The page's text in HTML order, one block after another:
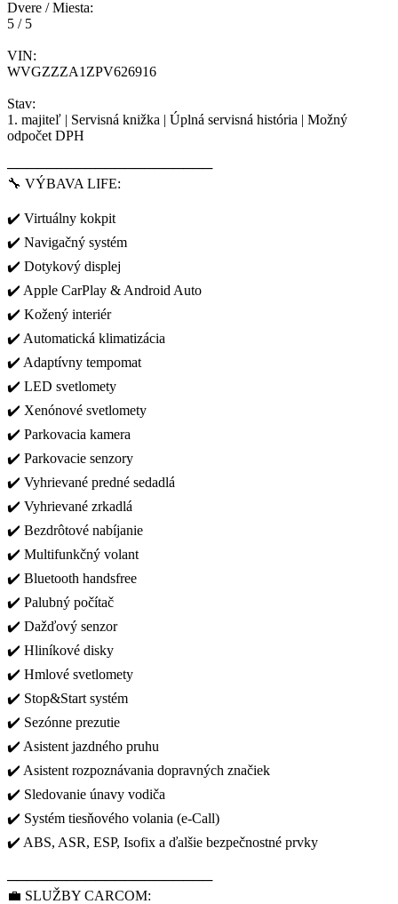
Dvere / Miesta:
5 / 5
VIN:
WVGZZZA1ZPV626916
Stav:
1. majiteľ | Servisná knižka | Úplná servisná história | Možný
odpočet DPH
─────────────────────
🔧 VÝBAVA LIFE:
✔️ Virtuálny kokpit
✔️ Navigačný systém
✔️ Dotykový displej
✔️ Apple CarPlay & Android Auto
✔️ Kožený interiér
✔️ Automatická klimatizácia
✔️ Adaptívny tempomat
✔️ LED svetlomety
✔️ Xenónové svetlomety
✔️ Parkovacia kamera
✔️ Parkovacie senzory
✔️ Vyhrievané predné sedadlá
✔️ Vyhrievané zrkadlá
✔️ Bezdrôtové nabíjanie
✔️ Multifunkčný volant
✔️ Bluetooth handsfree
✔️ Palubný počítač
✔️ Dažďový senzor
✔️ Hliníkové disky
✔️ Hmlové svetlomety
✔️ Stop&Start systém
✔️ Sezónne prezutie
✔️ Asistent jazdného pruhu
✔️ Asistent rozpoznávania dopravných značiek
✔️ Sledovanie únavy vodiča
✔️ Systém tiesňového volania (e-Call)
✔️ ABS, ASR, ESP, Isofix a ďalšie bezpečnostné prvky
─────────────────────
💼 SLUŽBY CARCOM: